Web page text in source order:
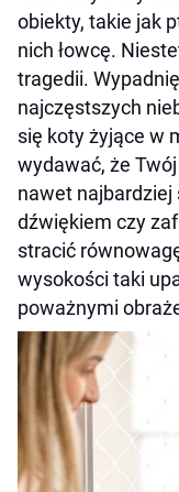
Bezpieczny
obiekty, takie jak
nich łowcę.
tragedii.
najczęstszych
się koty żyjące w
wydawać, że
nawet najbardziej
dźwiękiem czy
stracić
wysokości taki
poważnymi